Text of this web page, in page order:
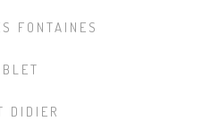
FONTAINES
DIDIER